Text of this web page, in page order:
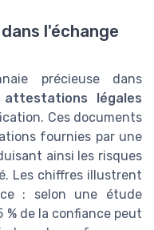
l'échange
précieuse dans
attestations légales
Ces documents
fournies par une
ainsi les risques
Les chiffres illustrent
: selon une étude
de la confiance peut